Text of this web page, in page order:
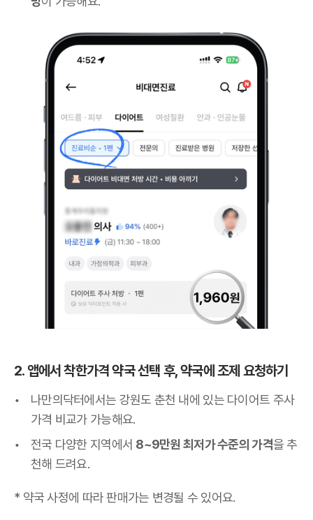
2. 앱에서 착한가격 약국 선택 후, 약국에 조제 요청하기
나만의닥터에서는 강원도 춘천 내에 있는 다이어트 주사
가격 비교가 가능해요.
전국 다양한 지역에서 8~9만원 최저가 수준의 가격을 추
천해 드려요.
* 약국 사정에 따라 판매가는 변경될 수 있어요.